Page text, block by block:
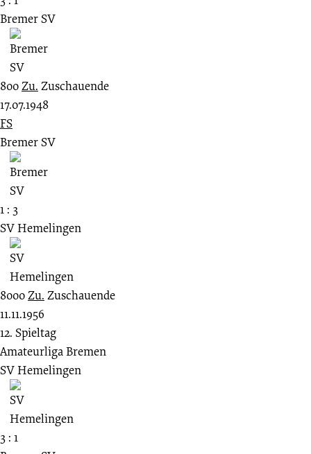
Bremer SV
800Zu. Zuschauende
17.07.1948
FS
Bremer SV
1 : 3
SV Hemelingen
8000Zu. Zuschauende
11.11.1956
12. Spieltag
Amateurliga Bremen
SV Hemelingen
3 : 1